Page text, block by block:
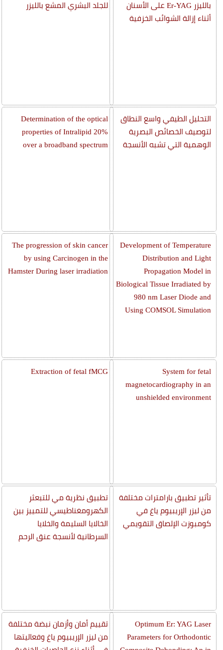
بالليزر Er-YAG على الأسنان
أثناء إزالة الشوائب الخزفية
التحليل الطيفي واسع النطاق
لتوصيف الخصائص البصرية
الوهمية التي تشبه الأنسجة
Development of Temperature
Distribution and Light
Propagation Model in
Biological Tissue Irradiated by
980 nm Laser Diode and
Using COMSOL Simulation
System for fetal
magnetocardiography in an
unshielded environment
تأثير تطبيق بارامترات مختلفة
من ليزر الإريبيوم ياغ في
كومبوزت الإلصاق التقويمي
Optimum Er: YAG Laser
Parameters for Orthodontic
للجلد البشري المشع بالليزر
Determination of the optical
properties of Intralipid 20%
over a broadband spectrum
The progression of skin cancer
by using Carcinogen in the
Hamster During laser irradiation
Extraction of fetal fMCG
تطبيق نظرية مي للتبعثر
الكهرومغناطيسي للتمييز بين
الخالايا السليمة والخلايا
السرطانية لأنسجة عنق الرحم
تقييم أمان وأزمان نبضة مختلفة
من ليزر الإريبيوم ياغ وفعاليتها